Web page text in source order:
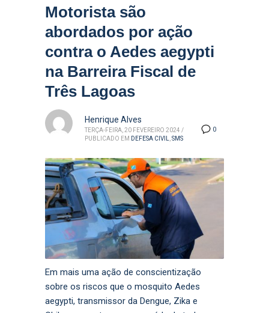
Motorista são
abordados por ação
contra o Aedes aegypti
na Barreira Fiscal de
Três Lagoas
0
Henrique Alves
TERÇA-FEIRA, 20 FEVEREIRO 2024 /
PUBLICADO EM DEFESA CIVIL SMS
Em mais uma ação de conscientização
sobre os riscos que o mosquito Aedes
aegypti, transmissor da Dengue, Zika e